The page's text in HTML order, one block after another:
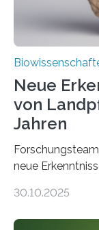
Neue
von
Jahren
neue
Landpflanzen
30.10.2025